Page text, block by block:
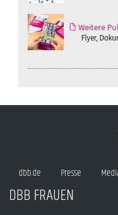
Weitere
Flyer,
dbb.de Presse
DBB FRAUEN